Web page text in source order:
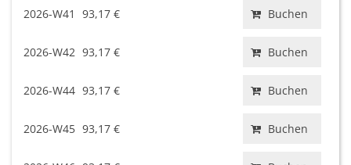
2026-W41 93,17 € Buchen
2026-W42 93,17 € Buchen
2026-W44 93,17 € Buchen
2026-W45 93,17 € Buchen